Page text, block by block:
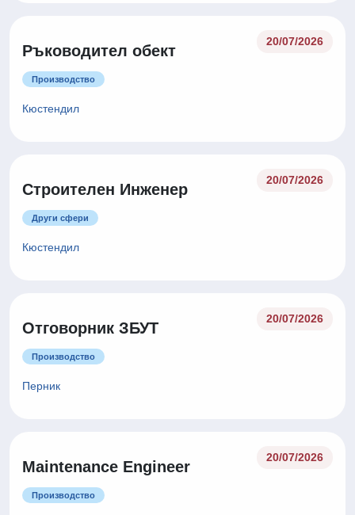
Ръководител обект
20/07/2026
Производство
Кюстендил
Строителен Инженер
20/07/2026
Други сфери
Кюстендил
Отговорник ЗБУТ
20/07/2026
Производство
Перник
Maintenance Engineer
20/07/2026
Производство